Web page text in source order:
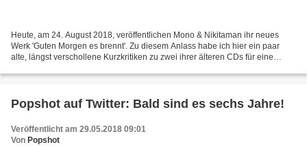
Heute, am 24. August 2018, veröffentlichen Mono & Nikitaman ihr neues
Werk 'Guten Morgen es brennt'. Zu diesem Anlass habe ich hier ein paar
alte, längst verschollene Kurzkritiken zu zwei ihrer älteren CDs für eine
Popshot auf Twitter: Bald sind es sechs Jahre!
Veröffentlicht am 29.05.2018 09:01
Von Popshot